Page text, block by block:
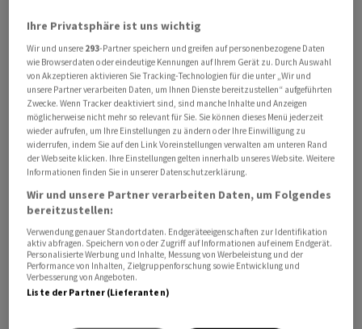
Trump macht Druck
ISS Stoxx bekam zuletzt in den USA politischen
Gegenwind: Das Unternehmen, das Indizes etwa für
Fonds, Researchergebnisse sowie
Nachhaltigkeitslösungen anbietet, ist ins Visier von
Präsident Donald Trump geraten. Er lehnt
Nachhaltigkeits- und Diversitätsregeln (ESG) ab.
Rekordergebnisse für 2025 verkündet hatte, erwartet,
dass sie nach der Transaktion von den Ratingagenturen
weiter mit der guten Bonitätsnote «AA» bewertet wird.
Das ist wichtig, um die Finanzierungskosten unter
Ihre Privatsphäre ist uns wichtig
Wir und unsere 293-Partner speichern und greifen auf personenbezogene Daten
wie Browserdaten oder eindeutige Kennungen auf Ihrem Gerät zu. Durch Auswahl
von Akzeptieren aktivieren Sie Tracking-Technologien für die unter „Wir und
unsere Partner verarbeiten Daten, um Ihnen Dienste bereitzustellen“ aufgeführten
Zwecke. Wenn Tracker deaktiviert sind, sind manche Inhalte und Anzeigen
möglicherweise nicht mehr so relevant für Sie. Sie können dieses Menü jederzeit
wieder aufrufen, um Ihre Einstellungen zu ändern oder Ihre Einwilligung zu
widerrufen, indem Sie auf den Link Voreinstellungen verwalten am unteren Rand
der Webseite klicken. Ihre Einstellungen gelten innerhalb unseres Website. Weitere
Informationen finden Sie in unserer Datenschutzerklärung.
Wir und unsere Partner verarbeiten Daten, um Folgendes
bereitzustellen:
Verwendung genauer Standortdaten. Endgeräteeigenschaften zur Identifikation
aktiv abfragen. Speichern von oder Zugriff auf Informationen auf einem Endgerät.
Personalisierte Werbung und Inhalte, Messung von Werbeleistung und der
Performance von Inhalten, Zielgruppenforschung sowie Entwicklung und
Verbesserung von Angeboten.
Liste der Partner (Lieferanten)